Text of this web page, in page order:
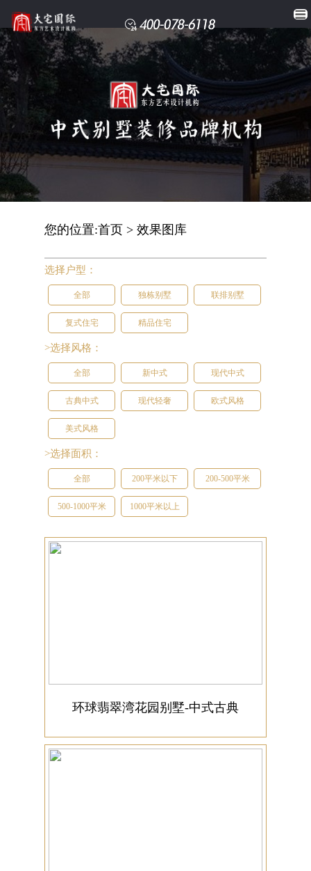
您的位置:首页 > 效果图库
选择户型：
全部 独栋别墅 联排别墅
复式住宅 精品住宅
>选择风格：
全部 新中式 现代中式
古典中式 现代轻奢 欧式风格
美式风格
>选择面积：
全部 200平米以下 200-500平米
500-1000平米 1000平米以上
环球翡翠湾花园别墅-中式古典